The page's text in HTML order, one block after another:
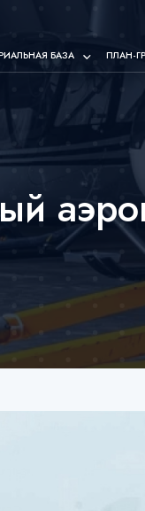
БАЗА ПЛАН-